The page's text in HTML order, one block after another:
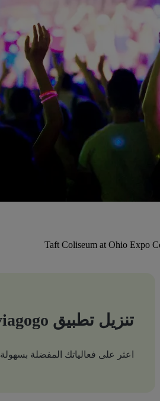
تنزيل تطبيق viagogo
اعثر على فعالياتك المفضلة بسهولة